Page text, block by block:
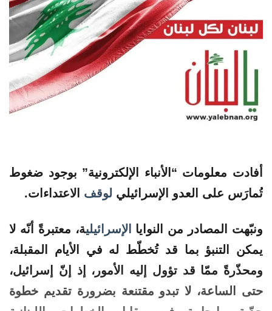
أفادت معلومات “الأنباء الإلكترونية” بوجود ضغوط
تُمارَس على العدو الإسرائيلي لوقف الاعتداءات.
ونبّهت المصادر من النوايا الإسرائيلية، معتبرةً أنّه لا
يمكن التنبؤ بما قد تُخطّط له في الأيام المقبلة،
ومحذّرةً ممّا قد تؤول إليه الأمور، إذ إنّ إسرائيل،
حتى الساعة، لا تبدو مقتنعة بضرورة تقديم خطوة